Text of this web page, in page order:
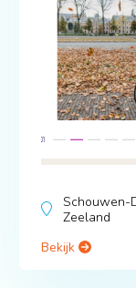
Schouwen-
Zeeland
Bekijk